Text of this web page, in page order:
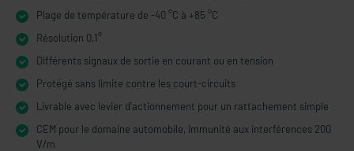
Plage de température de -40 °C à +85 °C
Résolution 0,1°
Différents signaux de sortie en courant ou en tension
Protégé sans limite contre les court-circuits
Livrable avec levier d'actionnement pour un rattachement simple
CEM pour le domaine automobile, immunité aux interférences 200
V/m